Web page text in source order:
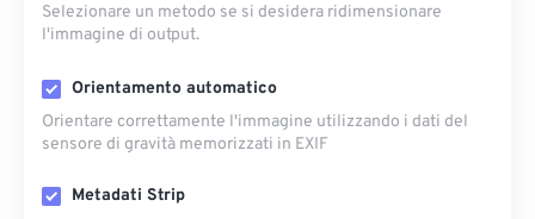
Selezionare un metodo se si desidera ridimensionare
l'immagine di output.
Orientamento automatico
Orientare correttamente l'immagine utilizzando i dati del
sensore di gravità memorizzati in EXIF
Metadati Strip